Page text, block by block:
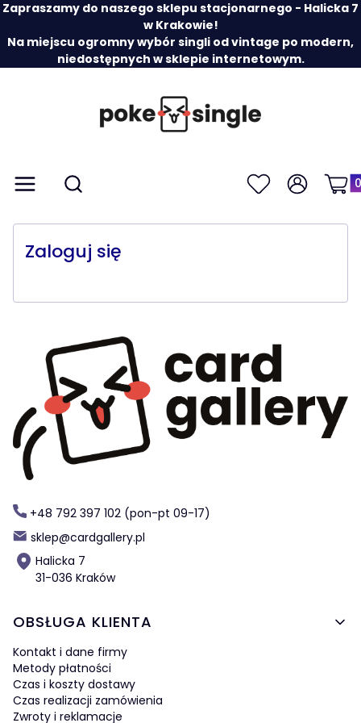
Zapraszamy do naszego sklepu stacjonarnego - Halicka 7
w Krakowie!
Na miejscu ogromny wybór singli od vintage po modern,
niedostępnych w sklepie internetowym.
Menu Otwórz wyszukiwarkę
Szukaj UlubioneZaloguj się
Zaloguj się
+48 792 397 102 (pon-pt 09-17)
sklep@cardgallery.pl
Halicka 7
31-036 Kraków
Linki w stopce
OBSŁUGA KLIENTA
Kontakt i dane firmy
Metody płatności
Czas i koszty dostawy
Czas realizacji zamówienia
Zwroty i reklamacje